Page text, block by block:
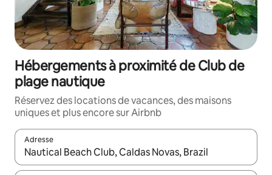
Hébergements à proximité de Club de
plage nautique
Réservez des locations de vacances, des maisons
uniques et plus encore sur Airbnb
Adresse
Lorsque les résultats s'affichent, utilisez les flèches vers le